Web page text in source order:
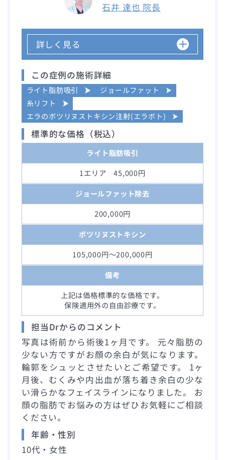
石井 達也 院長
詳しく見る
この症例の施術詳細
ライト脂肪吸引
ジョールファット
糸リフト
エラのボツリヌストキシン注射(エラボト)
標準的な価格（税込）
ライト脂肪吸引
1エリア 45,000円
ジョールファット除去
200,000円
ボツリヌストキシン
105,000円～200,000円
備考
上記は価格標準的な価格です。
保険適用外の自由診療です。
担当Drからのコメント
写真は術前から術後1ヶ月です。 元々脂肪の
少ない方ですがお顔の余白が気になります。
輪郭をシュッとさせたいとご希望です。 1ヶ
月後、むくみや内出血が落ち着き余白の少な
い滑らかなフェイスラインになりました。 お
顔の脂肪でお悩みの方はぜひお気軽にご相談
ください。
年齢・性別
10代・女性